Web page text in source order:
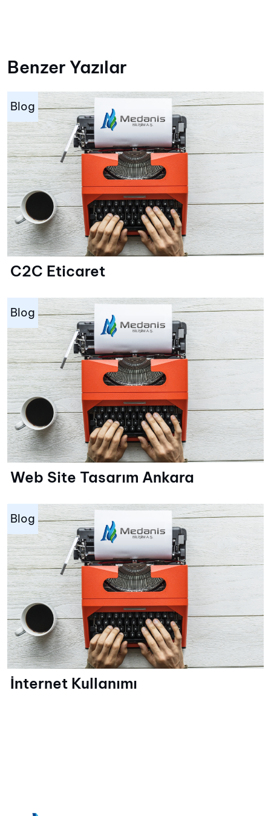
Benzer Yazılar
Blog
C2C Eticaret
Blog
Web Site Tasarım Ankara
Blog
İnternet Kullanımı